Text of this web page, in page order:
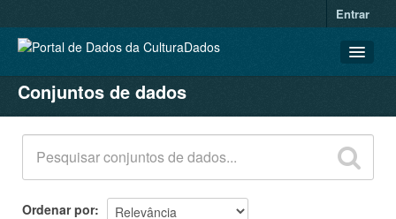
Entrar
CONJUNTOS DE DADOS
ORGANIZAÇÕES
GRUPOS
SOBRE
Conjuntos de dados
Ordenar por